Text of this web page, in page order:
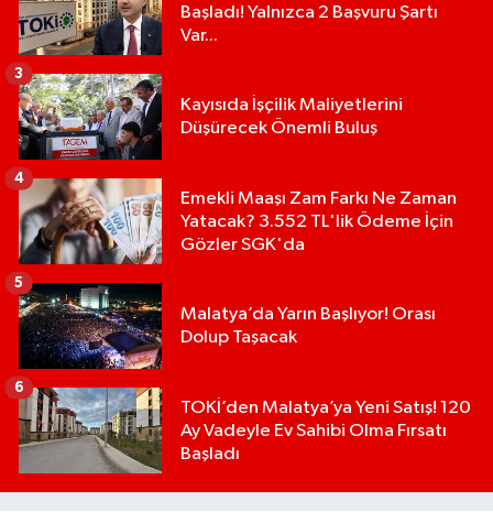
Başladı! Yalnızca 2 Başvuru Şartı
Var...
Kayısıda İşçilik Maliyetlerini
Düşürecek Önemli Buluş
3
Emekli Maaşı Zam Farkı Ne Zaman
Yatacak? 3.552 TL'lik Ödeme İçin
Gözler SGK'da
4
Malatya’da Yarın Başlıyor! Orası
Dolup Taşacak
5
TOKİ’den Malatya’ya Yeni Satış! 120
Ay Vadeyle Ev Sahibi Olma Fırsatı
Başladı
6